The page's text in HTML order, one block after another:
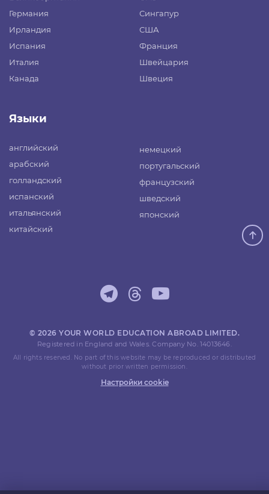
Германия
Ирландия
Испания
Италия
Канада
Сингапур
США
Франция
Швейцария
Швеция
Языки
английский
арабский
голландский
испанский
итальянский
китайский
немецкий
португальский
французский
шведский
японский
© 2026 YOUR WORLD EDUCATION ABROAD LIMITED.
Registered in England and Wales. Company No. 14013646.
All rights reserved. No part of this website may be reproduced or distributed
without prior written permission.
Настройки cookie